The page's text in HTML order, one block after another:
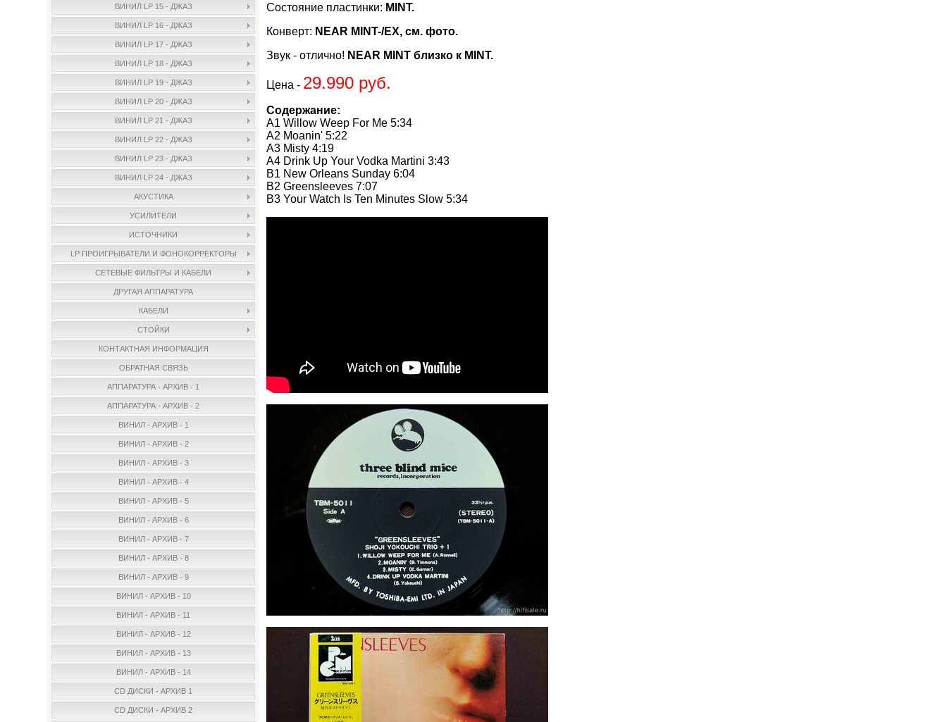
ВИНИЛ LP 15 - ДЖАЗ
ВИНИЛ LP 16 - ДЖАЗ
ВИНИЛ LP 17 - ДЖАЗ
ВИНИЛ LP 18 - ДЖАЗ
ВИНИЛ LP 19 - ДЖАЗ
ВИНИЛ LP 20 - ДЖАЗ
ВИНИЛ LP 21 - ДЖАЗ
ВИНИЛ LP 22 - ДЖАЗ
ВИНИЛ LP 23 - ДЖАЗ
ВИНИЛ LP 24 - ДЖАЗ
АКУСТИКА
УСИЛИТЕЛИ
ИСТОЧНИКИ
LP ПРОИГРЫВАТЕЛИ И ФОНОКОРРЕКТОРЫ
СЕТЕВЫЕ ФИЛЬТРЫ И КАБЕЛИ
ДРУГАЯ АППАРАТУРА
КАБЕЛИ
СТОЙКИ
КОНТАКТНАЯ ИНФОРМАЦИЯ
ОБРАТНАЯ СВЯЗЬ
АППАРАТУРА - АРХИВ - 1
АППАРАТУРА - АРХИВ - 2
ВИНИЛ - АРХИВ - 1
ВИНИЛ - АРХИВ - 2
ВИНИЛ - АРХИВ - 3
ВИНИЛ - АРХИВ - 4
ВИНИЛ - АРХИВ - 5
ВИНИЛ - АРХИВ - 6
ВИНИЛ - АРХИВ - 7
ВИНИЛ - АРХИВ - 8
ВИНИЛ - АРХИВ - 9
ВИНИЛ - АРХИВ - 10
ВИНИЛ - АРХИВ - 11
ВИНИЛ - АРХИВ - 12
ВИНИЛ - АРХИВ - 13
ВИНИЛ - АРХИВ - 14
CD ДИСКИ - АРХИВ 1
CD ДИСКИ - АРХИВ 2
Состояние пластинки: MINT.
Конверт: NEAR MINT-/EX, см. фото.
Звук - отлично! NEAR MINT близко к MINT.
Цена - 29.990 руб.
Содержание:
A1 Willow Weep For Me 5:34
A2 Moanin' 5:22
A3 Misty 4:19
A4 Drink Up Your Vodka Martini 3:43
B1 New Orleans Sunday 6:04
B2 Greensleeves 7:07
B3 Your Watch Is Ten Minutes Slow 5:34